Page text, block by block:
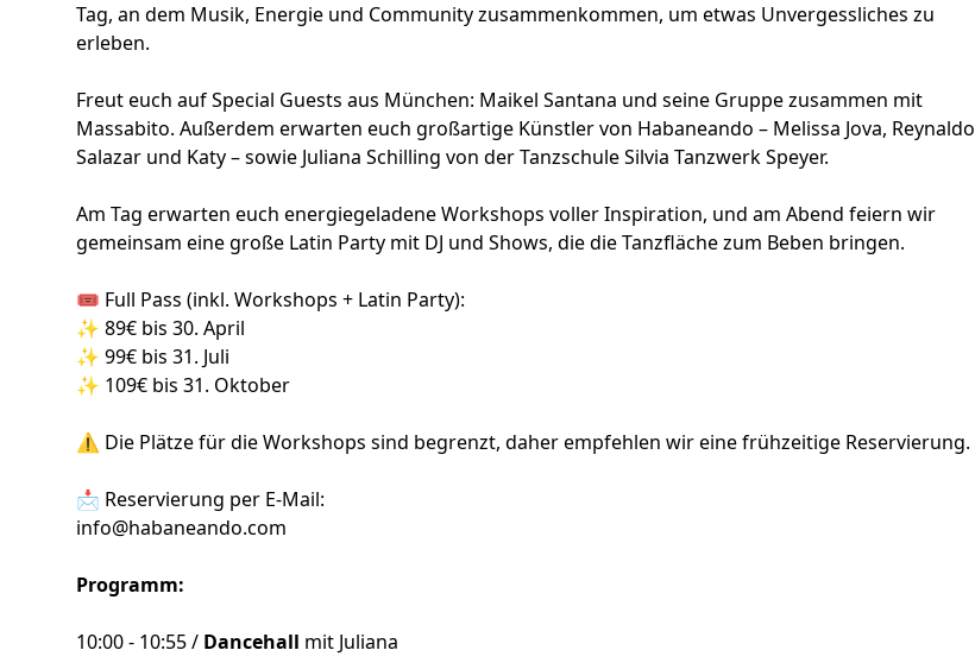
Tag, an dem Musik, Energie und Community zusammenkommen, um etwas Unvergessliches zu
erleben.
Freut euch auf Special Guests aus München: Maikel Santana und seine Gruppe zusammen mit
Massabito. Außerdem erwarten euch großartige Künstler von Habaneando – Melissa Jova, Reynaldo
Salazar und Katy – sowie Juliana Schilling von der Tanzschule Silvia Tanzwerk Speyer.
Am Tag erwarten euch energiegeladene Workshops voller Inspiration, und am Abend feiern wir
gemeinsam eine große Latin Party mit DJ und Shows, die die Tanzfläche zum Beben bringen.
🎟 Full Pass (inkl. Workshops + Latin Party):
✨ 89€ bis 30. April
✨ 99€ bis 31. Juli
✨ 109€ bis 31. Oktober
⚠️ Die Plätze für die Workshops sind begrenzt, daher empfehlen wir eine frühzeitige Reservierung.
📩 Reservierung per E-Mail:
info@habaneando.com
Programm:
10:00 - 10:55 / Dancehall mit Juliana